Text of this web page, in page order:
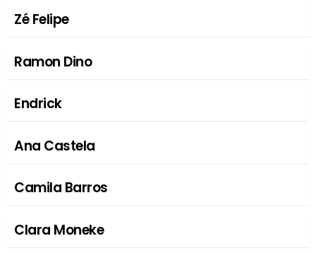
Zé Felipe
Ramon Dino
Endrick
Ana Castela
Camila Barros
Clara Moneke